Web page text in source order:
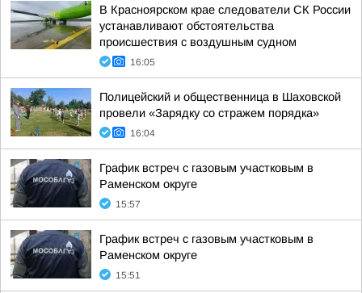
В Красноярском крае следователи СК России
устанавливают обстоятельства
происшествия с воздушным судном
16:05
Полицейский и общественница в Шаховской
провели «Зарядку со стражем порядка»
16:04
График встреч с газовым участковым в
Раменском округе
15:57
График встреч с газовым участковым в
Раменском округе
15:51